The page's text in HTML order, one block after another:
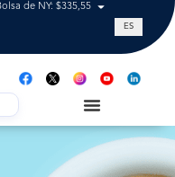
de NY: $335,55 Tasa de
ES